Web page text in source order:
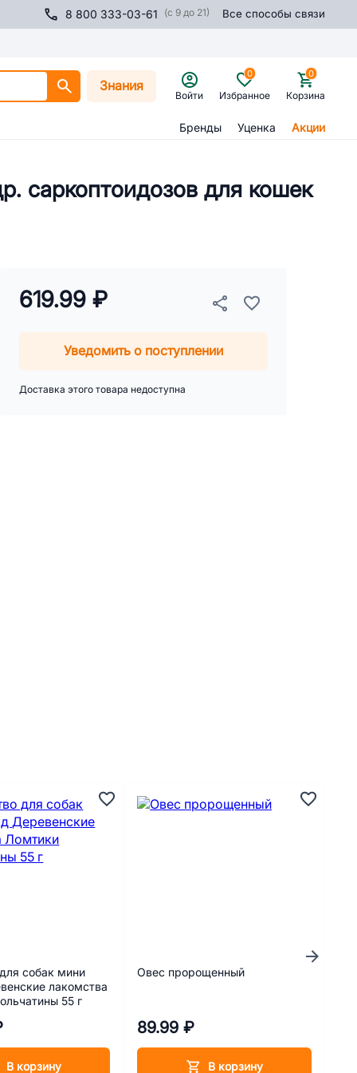
8 800 333-03-61 (с 9 до 21) Все способы связи
Знания
Войти Избранное
0
Корзина
0
Бренды Уценка Акции
саркоптоидозов для кошек
619.99 ₽
Уведомить о поступлении
Доставка этого товара недоступна
собак мини
лакомства
55 г
В корзину
Овес пророщенный
89.99 ₽
В корзину